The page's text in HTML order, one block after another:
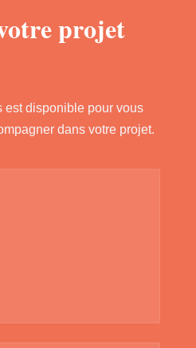
projet
est disponible pour vous
dans votre projet.